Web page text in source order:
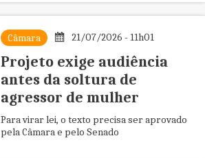
Câmara 21/07/2026 - 11h01
Projeto exige audiência
antes da soltura de
agressor de mulher
Para virar lei, o texto precisa ser aprovado
pela Câmara e pelo Senado